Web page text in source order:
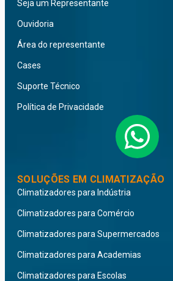
Seja um Representante
Ouvidoria
Área do representante
Cases
Suporte Técnico
Política de Privacidade
SOLUÇÕES EM CLIMATIZAÇÃO
Climatizadores para Indústria
Climatizadores para Comércio
Climatizadores para Supermercados
Climatizadores para Academias
Climatizadores para Escolas